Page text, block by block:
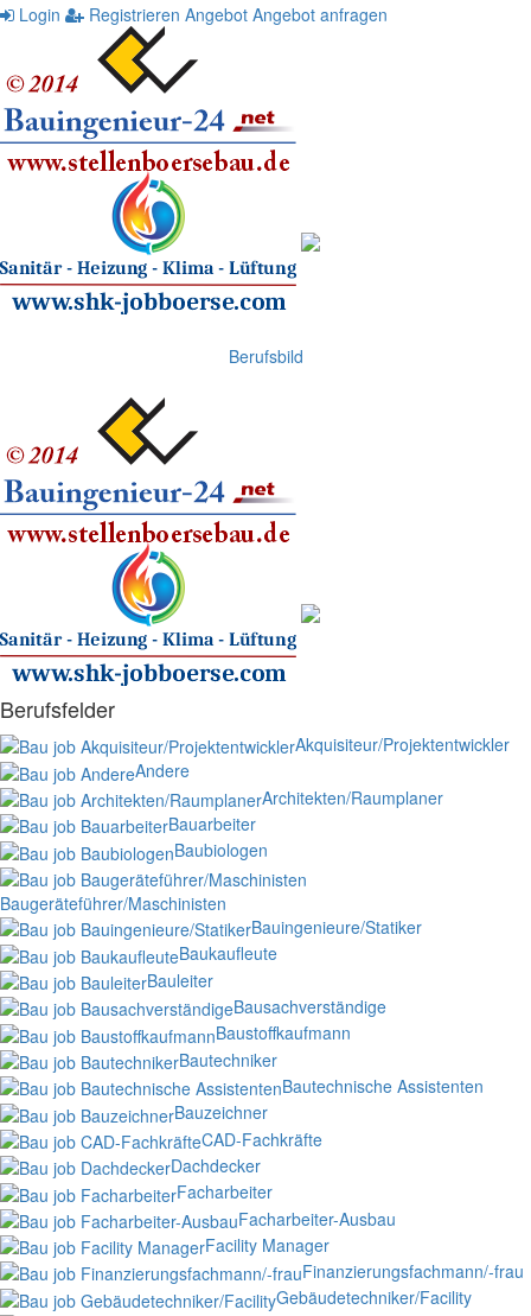
Login
Registrieren Angebot Angebot anfragen
Berufsbild
Berufsfelder
Akquisiteur/Projektentwickler
Andere
Architekten/Raumplaner
Bauarbeiter
Baubiologen
Baugeräteführer/Maschinisten
Bauingenieure/Statiker
Baukaufleute
Bauleiter
Bausachverständige
Baustoffkaufmann
Bautechniker
Bautechnische Assistenten
Bauzeichner
CAD-Fachkräfte
Dachdecker
Facharbeiter
Facharbeiter-Ausbau
Facility Manager
Finanzierungsfachmann/-frau
Gebäudetechniker/Facility